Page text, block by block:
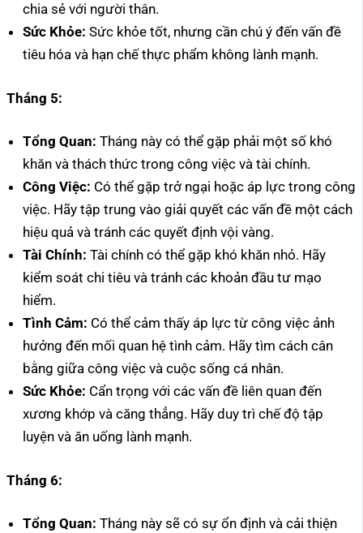
chia sẻ với người thân.
Sức Khỏe: Sức khỏe tốt, nhưng cần chú ý đến vấn đề
tiêu hóa và hạn chế thực phẩm không lành mạnh.
Tháng 5:
Tổng Quan: Tháng này có thể gặp phải một số khó
khăn và thách thức trong công việc và tài chính.
Công Việc: Có thể gặp trở ngại hoặc áp lực trong công
việc. Hãy tập trung vào giải quyết các vấn đề một cách
hiệu quả và tránh các quyết định vội vàng.
Tài Chính: Tài chính có thể gặp khó khăn nhỏ. Hãy
kiểm soát chi tiêu và tránh các khoản đầu tư mạo
hiểm.
Tình Cảm: Có thể cảm thấy áp lực từ công việc ảnh
hưởng đến mối quan hệ tình cảm. Hãy tìm cách cân
bằng giữa công việc và cuộc sống cá nhân.
Sức Khỏe: Cẩn trọng với các vấn đề liên quan đến
xương khớp và căng thẳng. Hãy duy trì chế độ tập
luyện và ăn uống lành mạnh.
Tháng 6:
Tổng Quan: Tháng này sẽ có sự ổn định và cải thiện